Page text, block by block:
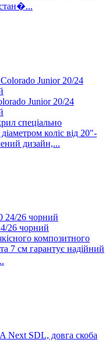
стан�...
Junior 20/24
спеціально
коліс від 20"-
дизайн,...
26 чорний
композитного
7 см гарантує надійний